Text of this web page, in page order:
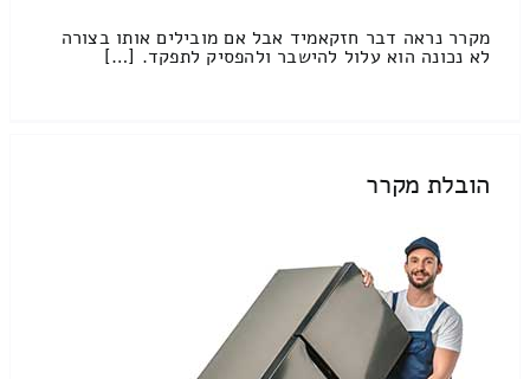
מקרר נראה דבר חזקאמיד אבל אם מובילים אותו בצורה
לא נכונה הוא עלול להישבר ולהפסיק לתפקד. […]
הובלת מקרר